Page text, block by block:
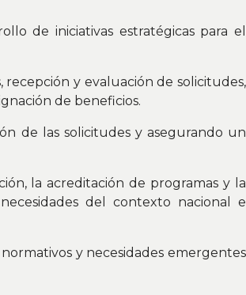
de iniciativas estratégicas para el
recepción y evaluación de solicitudes,
de beneficios.
de las solicitudes y asegurando un
la acreditación de programas y la
del contexto nacional e
y necesidades emergentes